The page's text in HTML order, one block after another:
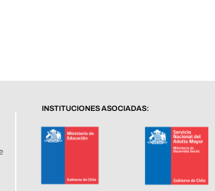
INSTITUCIONES ASOCIADAS: